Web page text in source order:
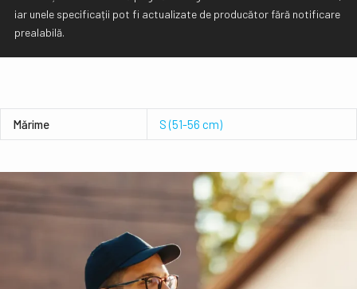
iar unele specificații pot fi actualizate de producător fără notificare
prealabilă.
Mǎrime S (51-56 cm)